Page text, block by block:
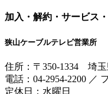
加入・解約・サービス
狭山ケーブルテレビ営業所
住所： 〒350-1334 埼玉
電話： 04-2954-2200 ／
定休日：水曜日